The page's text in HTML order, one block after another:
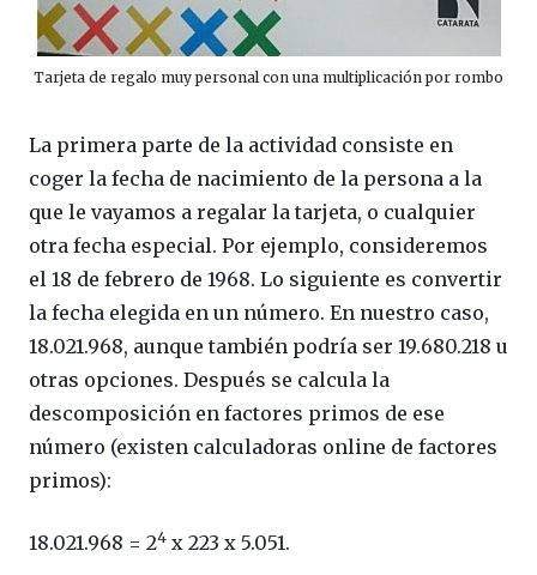
Tarjeta de regalo muy personal con una multiplicación por rombo
La primera parte de la actividad consiste en
coger la fecha de nacimiento de la persona a la
que le vayamos a regalar la tarjeta, o cualquier
otra fecha especial. Por ejemplo, consideremos
el 18 de febrero de 1968. Lo siguiente es convertir
la fecha elegida en un número. En nuestro caso,
18.021.968, aunque también podría ser 19.680.218 u
otras opciones. Después se calcula la
descomposición en factores primos de ese
número (existen calculadoras online de factores
primos):
18.021.968 = 24 x 223 x 5.051.